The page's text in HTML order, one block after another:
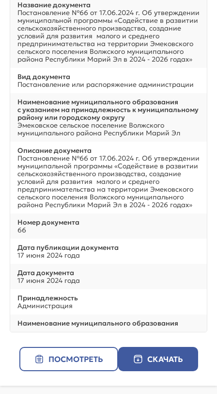
Название документа
Постановление №66 от 17.06.2024 г. Об утверждении
муниципальной программы «Содействие в развитии
сельскохозяйственного производства, создание
условий для развития малого и среднего
предпринимательства на территории Эмековского
сельского поселения Волжского муниципального
района Республики Марий Эл в 2024 - 2026 годах»
Вид документа
Постановление или распоряжение администрации
Наименование муниципального образования
с указанием на принадлежность к муниципальному
району или городскому округу
Эмековское сельское поселение Волжского
муниципального района Республики Марий Эл
Описание документа
Постановление №66 от 17.06.2024 г. Об утверждении
муниципальной программы «Содействие в развитии
сельскохозяйственного производства, создание
условий для развития малого и среднего
предпринимательства на территории Эмековского
сельского поселения Волжского муниципального
района Республики Марий Эл в 2024 - 2026 годах»
Номер документа
66
Дата публикации документа
17 июня 2024 года
Дата документа
17 июня 2024 года
Принадлежность
Администрация
Наименование муниципального образования
ПОСМОТРЕТЬ СКАЧАТЬ